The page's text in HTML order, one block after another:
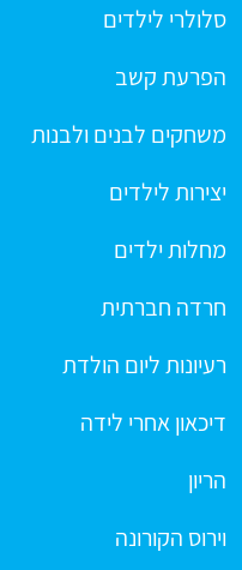
סלולרי לילדים
הפרעת קשב
משחקים לבנים ולבנות
יצירות לילדים
מחלות ילדים
חרדה חברתית
רעיונות ליום הולדת
דיכאון אחרי לידה
הריון
וירוס הקורונה